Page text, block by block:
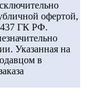
офертой,
437 ГК РФ.
Указанная на
в